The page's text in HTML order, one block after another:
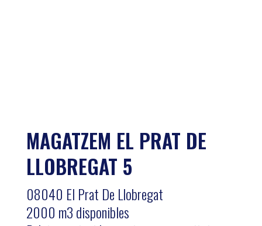
MAGATZEM EL PRAT DE
LLOBREGAT 5
08040 El Prat De Llobregat
2000 m3 disponibles